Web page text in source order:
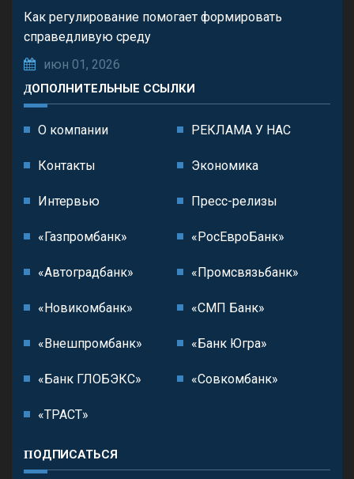
Как регулирование помогает формировать
справедливую среду
июн 01, 2026
ДОПОЛНИТЕЛЬНЫЕ ССЫЛКИ
О компании РЕКЛАМА У НАС
Контакты Экономика
Интервью Пресс-релизы
«Газпромбанк» «РосЕвроБанк»
«Автоградбанк» «Промсвязьбанк»
«Новикомбанк» «СМП Банк»
«Внешпромбанк» «Банк Югра»
«Банк ГЛОБЭКС» «Совкомбанк»
«ТРАСТ»
ПОДПИСАТЬСЯ